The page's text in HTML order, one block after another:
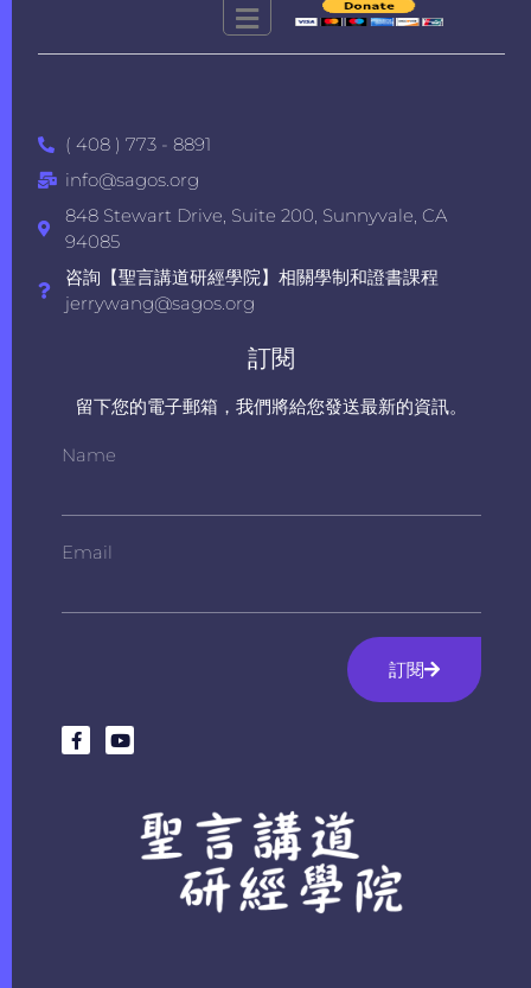
( 408 ) 773 - 8891
info@sagos.org
848 Stewart Drive, Suite 200, Sunnyvale, CA
94085
咨詢【聖言講道研經學院】相關學制和證書課程
jerrywang@sagos.org
訂閱
留下您的電子郵箱，我們將給您發送最新的資訊。
Name
Email
訂閱